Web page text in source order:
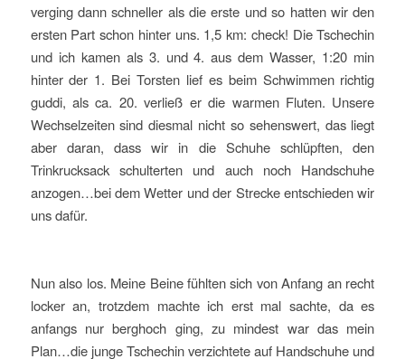
verging dann schneller als die erste und so hatten wir den
ersten Part schon hinter uns. 1,5 km: check! Die Tschechin
und ich kamen als 3. und 4. aus dem Wasser, 1:20 min
hinter der 1. Bei Torsten lief es beim Schwimmen richtig
guddi, als ca. 20. verließ er die warmen Fluten. Unsere
Wechselzeiten sind diesmal nicht so sehenswert, das liegt
aber daran, dass wir in die Schuhe schlüpften, den
Trinkrucksack schulterten und auch noch Handschuhe
anzogen…bei dem Wetter und der Strecke entschieden wir
uns dafür.
Nun also los. Meine Beine fühlten sich von Anfang an recht
locker an, trotzdem machte ich erst mal sachte, da es
anfangs nur berghoch ging, zu mindest war das mein
Plan…die junge Tschechin verzichtete auf Handschuhe und